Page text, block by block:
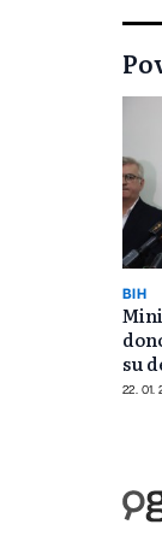
BIH
su
22. 01.